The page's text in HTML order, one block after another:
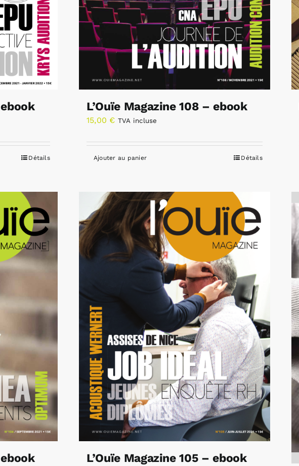
Détails
L’Ouïe Magazine 108 – ebook
15,00 € TVA incluse
Ajouter au panier Détails
L’Ouïe Magazine 105 – ebook